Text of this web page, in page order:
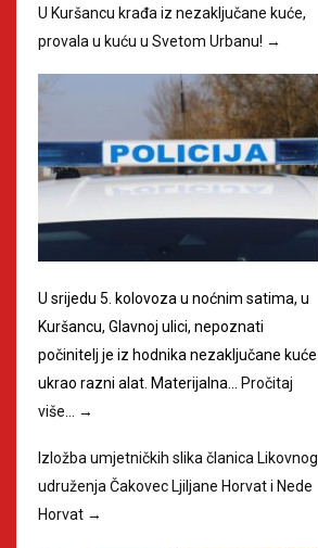
U Kuršancu krađa iz nezaključane kuće,
provala u kuću u Svetom Urbanu! →
U srijedu 5. kolovoza u noćnim satima, u
Kuršancu, Glavnoj ulici, nepoznati
počinitelj je iz hodnika nezaključane kuće
ukrao razni alat. Materijalna…
Pročitaj
više…
→
Izložba umjetničkih slika članica Likovnog
udruženja Čakovec Ljiljane Horvat i Nede
Horvat →